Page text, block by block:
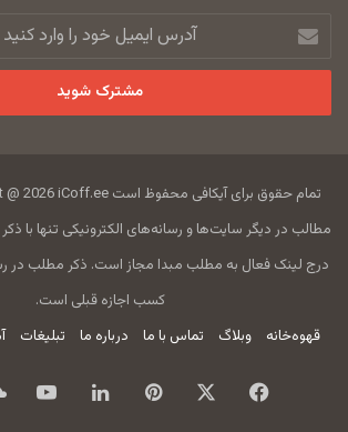
آدرس
ایمیل
خود
وارد
درج لینک فعال به مطلب مبدا مجاز است. ذکر مطلب در
کسب اجازه قبلی است.
قهوه‌خانه
وبلاگ تماس با ما درباره ما تبلیغات
فیس
‫پین‌ترست لینکدین